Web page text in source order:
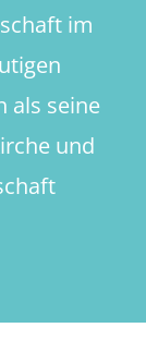
im
als seine
und